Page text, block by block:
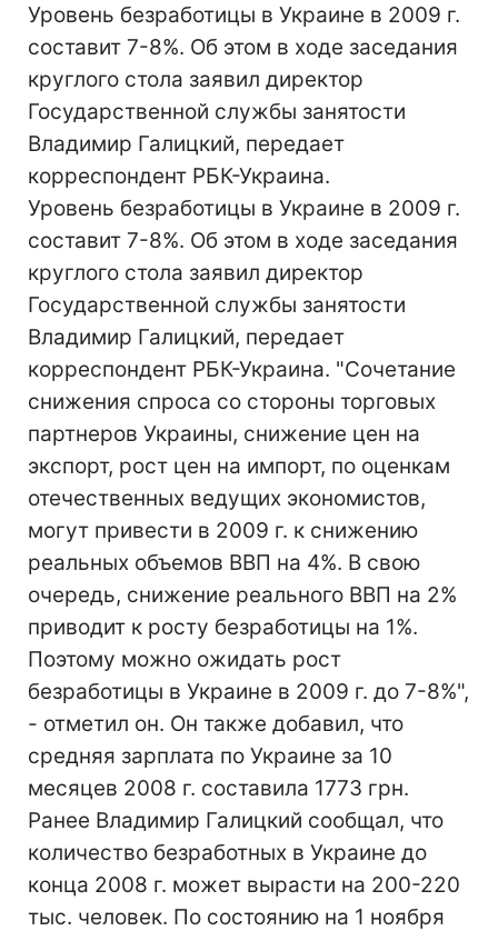
Уровень безработицы в Украине в 2009 г.
составит 7-8%. Об этом в ходе заседания
круглого стола заявил директор
Государственной службы занятости
Владимир Галицкий, передает
корреспондент РБК-Украина.
Уровень безработицы в Украине в 2009 г.
составит 7-8%. Об этом в ходе заседания
круглого стола заявил директор
Государственной службы занятости
Владимир Галицкий, передает
корреспондент РБК-Украина. "Сочетание
снижения спроса со стороны торговых
партнеров Украины, снижение цен на
экспорт, рост цен на импорт, по оценкам
отечественных ведущих экономистов,
могут привести в 2009 г. к снижению
реальных объемов ВВП на 4%. В свою
очередь, снижение реального ВВП на 2%
приводит к росту безработицы на 1%.
Поэтому можно ожидать рост
безработицы в Украине в 2009 г. до 7-8%",
- отметил он. Он также добавил, что
средняя зарплата по Украине за 10
месяцев 2008 г. составила 1773 грн.
Ранее Владимир Галицкий сообщал, что
количество безработных в Украине до
конца 2008 г. может вырасти на 200-220
тыс. человек. По состоянию на 1 ноября